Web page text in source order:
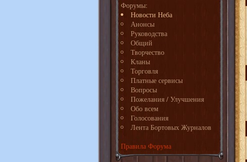
Форумы:
Новости Неба
Анонсы
Руководства
Общий
Творчество
Кланы
Торговля
Платные сервисы
Вопросы
Пожелания / Улучшения
Обо всем
Голосования
Лента Бортовых Журналов
Правила Форума